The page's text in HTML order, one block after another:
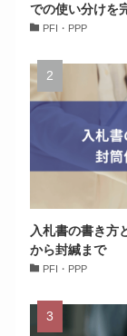
での使い分けを
PFI・PPP
入札書の書き方
から封緘まで
PFI・PPP